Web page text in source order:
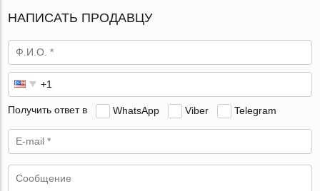
НАПИСАТЬ ПРОДАВЦУ
Получить ответ в WhatsApp Viber Telegram